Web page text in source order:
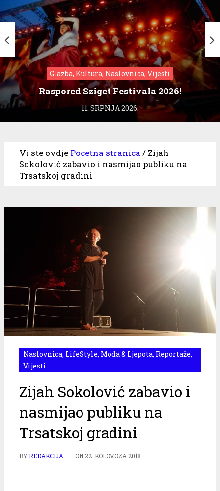
Glazba, Kultura, Naslovnica, Vijesti
Raspored Sziget Festivala 2026!
11. SRPNJA 2026.
Vi ste ovdje Pocetna stranica / Zijah
Sokolović zabavio i nasmijao publiku na
Trsatskoj gradini
Naslovnica, LifeStyle, Moda & Ljepota, Reportaže,
Vijesti
Zijah Sokolović zabavio i
nasmijao publiku na
Trsatskoj gradini
BYREDAKCIJA ON 22. KOLOVOZA 2018.